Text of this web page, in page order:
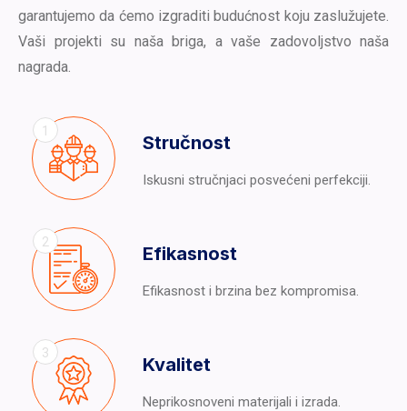
garantujemo da ćemo izgraditi budućnost koju zaslužujete.
Vaši projekti su naša briga, a vaše zadovoljstvo naša
nagrada.
1
Stručnost
Iskusni stručnjaci posvećeni perfekciji.
2
Efikasnost
Efikasnost i brzina bez kompromisa.
3
Kvalitet
Neprikosnoveni materijali i izrada.